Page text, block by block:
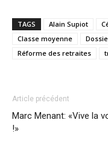
TAGS Alain Supiot
Classe moyenne
Réforme des retraites
Article précédent
Marc Menant: «Vive la
!»